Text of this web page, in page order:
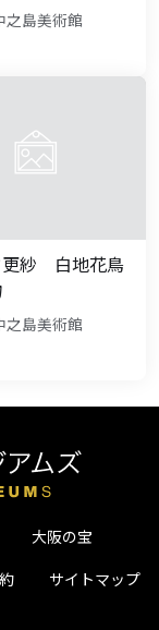
之島美術館
更紗 白地花鳥
之島美術館
大阪の宝
サイトマップ